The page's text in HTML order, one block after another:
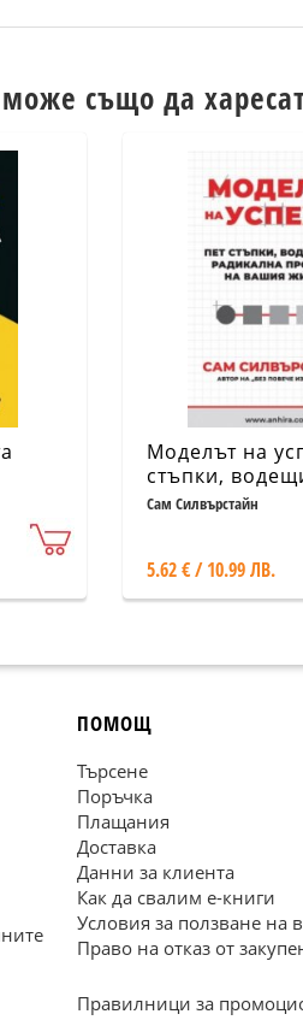
също да
Моделът на
стъпки,
радикална
Сам Силвърстайн
5.62 € / 10.99 ЛВ.
ПОМОЩ
Търсене
Поръчка
Плащания
Доставка
Данни за клиента
Как да свалим е-книги
Условия за ползване на
Право на отказ от
Правилници за